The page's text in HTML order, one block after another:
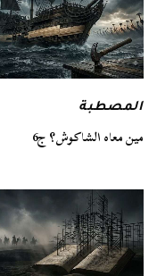
المصطبة
مين معاه الشاكوش؟ ج6